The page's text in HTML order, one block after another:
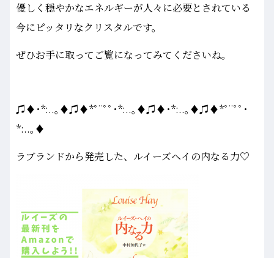
優しく穏やかなエネルギーが人々に必要とされている
今にピッタリなクリスタルです。
ぜひお手に取ってご覧になってみてくださいね。
♫♦･*:..｡♦♫♦*ﾟ¨ﾟﾟ･*:..｡♦♫♦･*:..｡♦♫♦*ﾟ¨ﾟﾟ･
*:..｡♦
ラブランドから発売した、ルイーズヘイの内なる力♡